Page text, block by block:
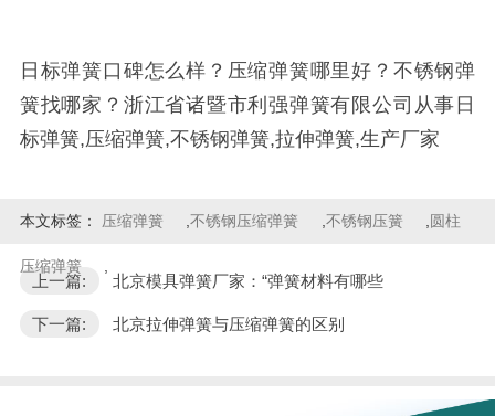
日标弹簧口碑怎么样？压缩弹簧哪里好？不锈钢弹
簧找哪家？浙江省诸暨市利强弹簧有限公司从事日
标弹簧,压缩弹簧,不锈钢弹簧,拉伸弹簧,生产厂家
本文标签： 压缩弹簧 ,不锈钢压缩弹簧 ,不锈钢压簧 ,圆柱
压缩弹簧 ,
上一篇: 北京模具弹簧厂家：“弹簧材料有哪些
下一篇: 北京拉伸弹簧与压缩弹簧的区别